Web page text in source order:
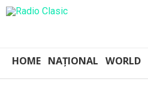
HOME NAȚIONAL WORLD